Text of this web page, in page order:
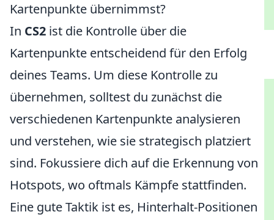
Kartenpunkte übernimmst?
In CS2 ist die Kontrolle über die
Kartenpunkte entscheidend für den Erfolg
deines Teams. Um diese Kontrolle zu
übernehmen, solltest du zunächst die
verschiedenen Kartenpunkte analysieren
und verstehen, wie sie strategisch platziert
sind. Fokussiere dich auf die Erkennung von
Hotspots, wo oftmals Kämpfe stattfinden.
Eine gute Taktik ist es, Hinterhalt-Positionen